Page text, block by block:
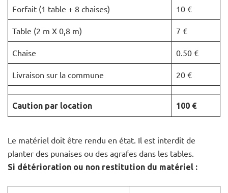
Forfait (1 table + 8 chaises) 10 €
Table (2 m X 0,8 m) 7 €
Chaise 0.50 €
Livraison sur la commune 20 €
Caution par location 100 €
Le matériel doit être rendu en état. Il est interdit de
planter des punaises ou des agrafes dans les tables.
Si détérioration ou non restitution du matériel :